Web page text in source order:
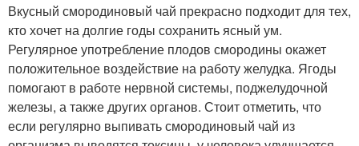
Вкусный смородиновый чай прекрасно подходит для тех,
кто хочет на долгие годы сохранить ясный ум.
Регулярное употребление плодов смородины окажет
положительное воздействие на работу желудка. Ягоды
помогают в работе нервной системы, поджелудочной
железы, а также других органов. Стоит отметить, что
если регулярно выпивать смородиновый чай из